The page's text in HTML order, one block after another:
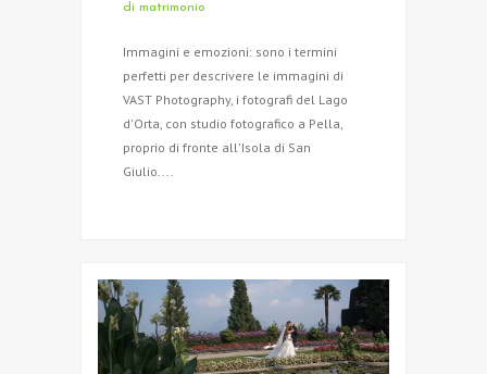
di matrimonio
Immagini e emozioni: sono i termini
perfetti per descrivere le immagini di
VAST Photography, i fotografi del Lago
d'Orta, con studio fotografico a Pella,
proprio di fronte all'Isola di San
Giulio....